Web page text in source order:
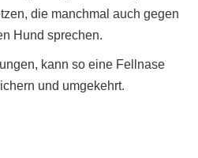
die manchmal auch gegen
Hund sprechen.
kann so eine Fellnase
und umgekehrt.